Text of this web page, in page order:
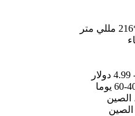
الصين
الصين